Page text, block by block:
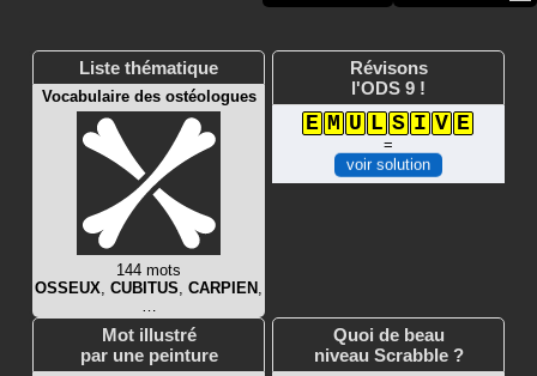
Liste thématique
Vocabulaire des ostéologues
144 mots
OSSEUX CUBITUS CARPIEN
Révisons
l'ODS 9 !
E M U L S I V E
=
voir solution
Mot illustré
par une peinture
Quoi de beau
niveau Scrabble ?